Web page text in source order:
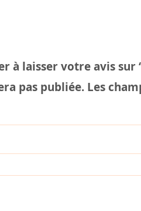
à laisser votre avis sur
pas publiée. Les